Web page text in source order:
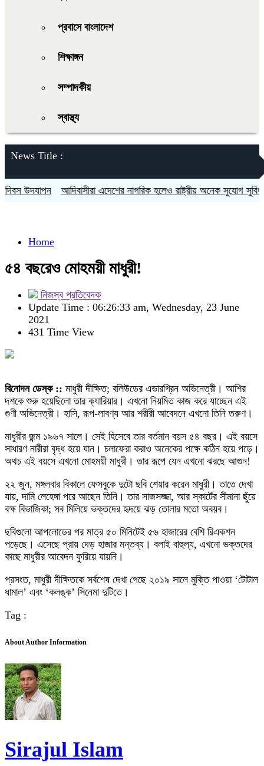
প্রবাসে বাংলাদেশ
শিক্ষাঙ্গন
সম্পাদকীয়
স্বাস্থ্য
News Title :
উদযাপন আদিবাসীরা এদেশের নাগরিক হলেও রাষ্ট্রীয় অনেক সুযোগ সুবিধা
Home
৫৪ বছরেও মোহময়ী মাধুরী!
নিজস্ব প্রতিবেদক
Update Time : 06:26:33 am, Wednesday, 23 June
2021
431 Time View
বিনোদন ডেস্ক :: মাধুরী দীক্ষিত; বলিউডের এভারগ্রিন অভিনেত্রী। আশির
দশকে শুরু হয়েছিলো তার ক্যারিয়ার। এখনো নিয়মিত কাজ করে যাচ্ছেন এই
গুণী অভিনেত্রী। হাসি, রূপ-লাবণ্য আর শরীরী আবেদনে এখনো তিনি তরুণ।
মাধুরীর জন্ম ১৯৬৭ সালে। সেই হিসেবে তার বর্তমান বয়স ৫৪ বছর। এই বয়সে
সাধারণ নারীরা বৃদ্ধ হয়ে যান। চলাফেরা করাও অনেকের পক্ষে কঠিন হয়ে পড়ে।
অথচ এই বয়সে এখনো মোহময়ী মাধুরী। তার রূপে যেন এখনো ঝরছে আগুন!
২২ জুন, মঙ্গলবার বিকালে ফেসবুকে দুটো ছবি শেয়ার করেন মাধুরী। তাতে দেখা
যায়, দামি লেহেঙ্গা পরে আছেন তিনি। তার সাজসজ্জা, আর স্কার্টের সীমানা ছুঁয়ে
বক্ষ বিভাজিকা; সব মিলিয়ে ভক্তদের হৃদয়ে ঝড় তোলার মতো অবয়ব।
ছবিগুলো আপলোডের পর মাত্র ৫০ মিনিটেই ৫৬ হাজারের বেশি রিএকশন
পড়েছে। এসেছে প্রায় দেড় হাজার মন্তব্য। বলাই বাহুল্য, এখনো ভক্তদের
কাছে মাধুরীর আবেদন ফুরিয়ে যায়নি।
প্রসংত, মাধুরী দীক্ষিতকে সর্বশেষ দেখা গেছে ২০১৯ সালে মুক্তি পাওয়া ‘টোটাল
ধামাল’ এবং ‘কলঙ্ক’ সিনেমা দুটিতে।
Tag :
About Author Information
Sirajul Islam